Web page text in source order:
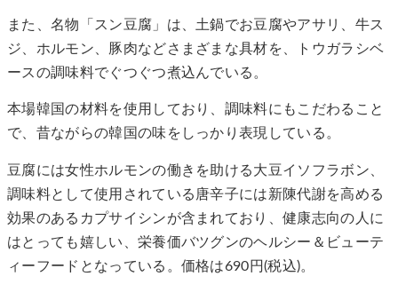
また、名物「スン豆腐」は、土鍋でお豆腐やアサリ、牛ス
ジ、ホルモン、豚肉などさまざまな具材を、トウガラシベ
ースの調味料でぐつぐつ煮込んでいる。
本場韓国の材料を使用しており、調味料にもこだわること
で、昔ながらの韓国の味をしっかり表現している。
豆腐には女性ホルモンの働きを助ける大豆イソフラボン、
調味料として使用されている唐辛子には新陳代謝を高める
効果のあるカプサイシンが含まれており、健康志向の人に
はとっても嬉しい、栄養価バツグンのヘルシー＆ビューテ
ィーフードとなっている。価格は690円(税込)。